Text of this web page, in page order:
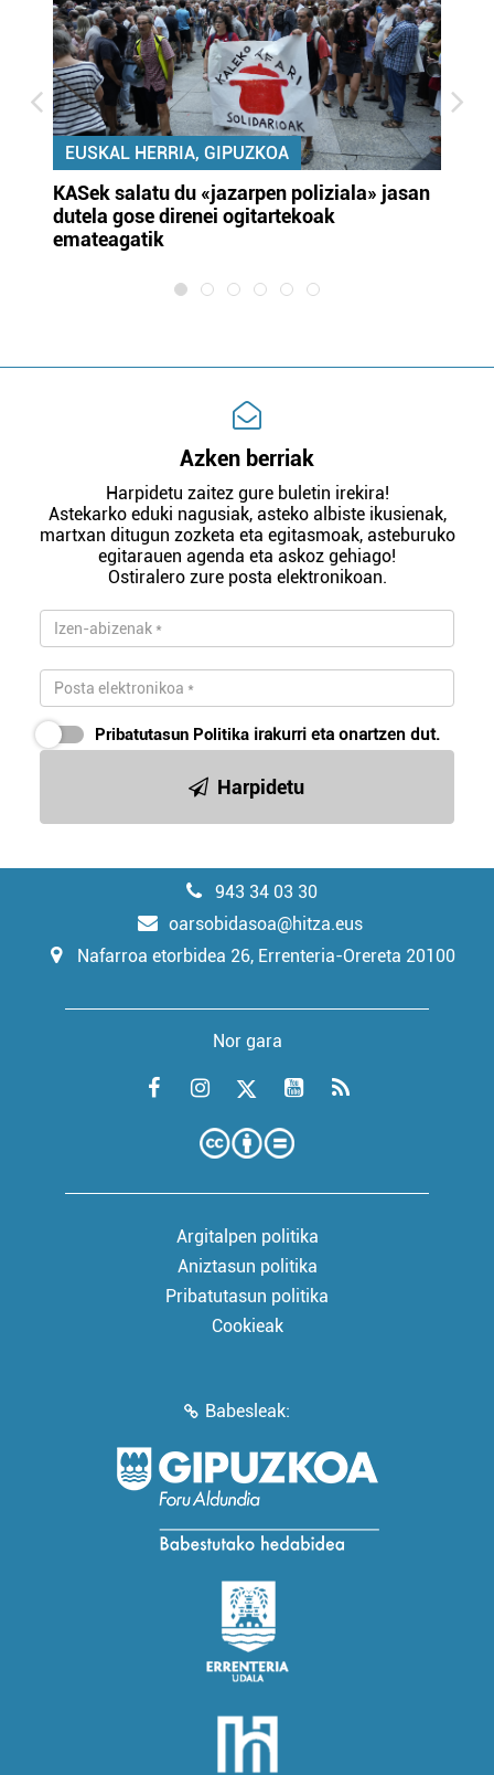
EUSKAL HERRIA, GIPUZKOA
KASek salatu du «jazarpen poliziala» jasan
dutela gose direnei ogitartekoak
emateagatik
Azken berriak
Harpidetu zaitez gure buletin irekira!
Astekarko eduki nagusiak, asteko albiste ikusienak,
martxan ditugun zozketa eta egitasmoak, asteburuko
egitarauen agenda eta askoz gehiago!
Ostiralero zure posta elektronikoan.
Pribatutasun Politika irakurri eta onartzen dut.
Harpidetu
943 34 03 30
oarsobidasoa@hitza.eus
Nafarroa etorbidea 26, Errenteria-Orereta 20100
Nor gara
Argitalpen politika
Aniztasun politika
Pribatutasun politika
Cookieak
Babesleak: